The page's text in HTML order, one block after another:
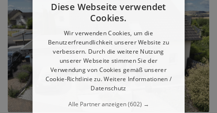
Diese Webseite verwendet
Cookies.
Wir verwenden Cookies, um die
Benutzerfreundlichkeit unserer Website zu
verbessern. Durch die weitere Nutzung
unserer Webseite stimmen Sie der
Verwendung von Cookies gemäß unserer
Cookie-Richtlinie zu.Weitere Informationen /
Datenschutz
Alle Partner anzeigen(602) →